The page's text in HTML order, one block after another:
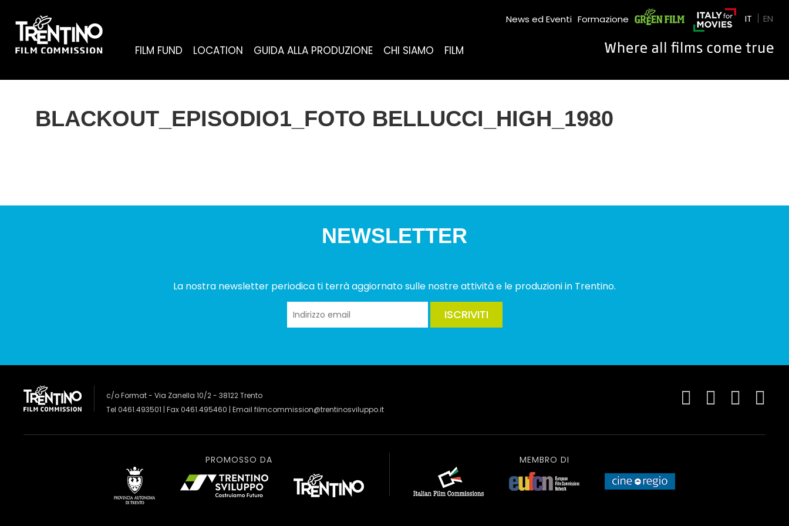
FILM FUND LOCATION GUIDA ALLA PRODUZIONE CHI SIAMO FILM
News ed Eventi Formazione Green Film IT EN
BLACKOUT_EPISODIO1_FOTO BELLUCCI_HIGH_1980
NEWSLETTER
La nostra newsletter periodica ti terrà aggiornato sulle nostre attività e le produzioni in Trentino.
ISCRIVITI
c/o Format - Via Zanella 10/2 - 38122 Trento
Tel 0461.493501 | Fax 0461.495460 | Email filmcommission@trentinosviluppo.it
PROMOSSO DA MEMBRO DI